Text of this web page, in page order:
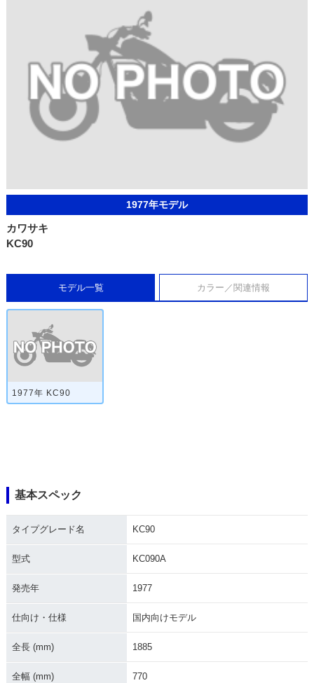
1977年モデル
カワサキ
KC90
モデル一覧 カラー／関連情報
1977年 KC90
基本スペック
タイプグレード名 KC90
型式 KC090A
発売年 1977
仕向け・仕様 国内向けモデル
全長 (mm) 1885
全幅 (mm) 770